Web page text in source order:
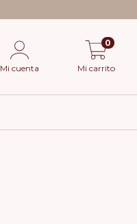
Mi cuenta Mi carrito
0